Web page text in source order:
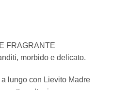
FRAGRANTE
morbido e delicato.
lungo con Lievito Madre